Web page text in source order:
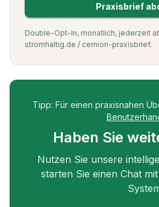
Praxisbrief
Double-Opt-In, monatlich, jederzeit
stromhaltig.de / cernion-praxisbrief.
Tipp: Für einen praxisnahen
Haben Sie
Nutzen Sie unsere
starten Sie einen Chat